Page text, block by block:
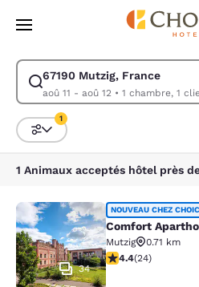
Passer à Contenu Principal
67190 Mutzig, France
aoû 11 - aoû 12• 1 chambre,
Modifiez la recherche pour 67190
Trier et filtrer
1
1 Animaux acceptés hôtel près
Comfort
34
NOUVEAU CHEZ
Comfort
Mutzig
0.71 km
4.38 étoiles.
4.4(24)